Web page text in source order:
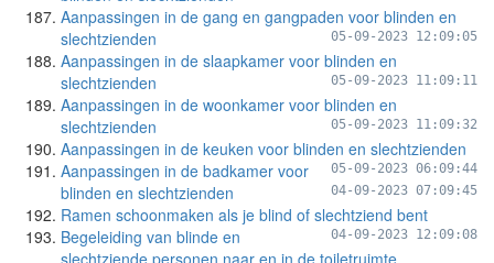
Aanpassingen in de gang en gangpaden voor blinden en
slechtzienden
05-09-2023 12:09:05
Aanpassingen in de slaapkamer voor blinden en
slechtzienden
05-09-2023 11:09:11
Aanpassingen in de woonkamer voor blinden en
slechtzienden
05-09-2023 11:09:32
Aanpassingen in de keuken voor blinden en slechtzienden
05-09-2023 06:09:44
Aanpassingen in de badkamer voor
blinden en slechtzienden
04-09-2023 07:09:45
Ramen schoonmaken als je blind of slechtziend bent
04-09-2023 12:09:08
Begeleiding van blinde en
slechtziende personen naar en in de toiletruimte